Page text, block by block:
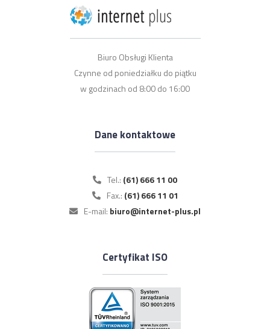
Biuro Obsługi Klienta
Czynne od poniedziałku do piątku
w godzinach od 8:00 do 16:00
Dane kontaktowe
Tel.: (61) 666 11 00
Fax.: (61) 666 11 01
E-mail: biuro@internet-plus.pl
Certyfikat ISO